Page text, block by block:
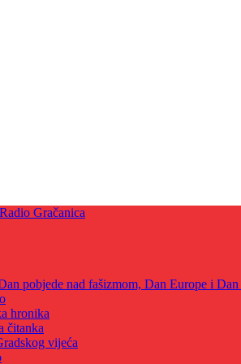
pobjede nad fašizmom, Dan Europe i
hronika
čitanka
vijeća